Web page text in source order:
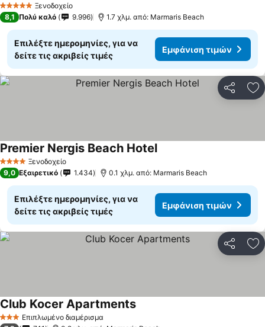
5 Αστέρια Ξενοδοχείο
8,1 Πολύ καλό 9.996 1.7 χλμ. από: Marmaris Beach
Επιλέξτε ημερομηνίες, για να
δείτε τις ακριβείς τιμές
Εμφάνιση τιμών
4 ΑστέριαΞενοδοχείο
Premier Nergis Beach Hotel
9,0 Εξαιρετικό 1.434 0.1 χλμ. από: Marmaris Beach
Επιλέξτε ημερομηνίες, για να
δείτε τις ακριβείς τιμές
Εμφάνιση τιμών
3 ΑστέριαΕπιπλωμένο διαμέρισμα
Club Kocer Apartments